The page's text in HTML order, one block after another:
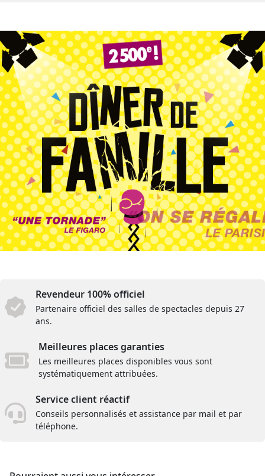
Revendeur 100% officiel
Partenaire officiel des salles de spectacles depuis 27
ans.
Meilleures places garanties
Les meilleures places disponibles vous sont
systématiquement attribuées.
Service client réactif
Conseils personnalisés et assistance par mail et par
téléphone.